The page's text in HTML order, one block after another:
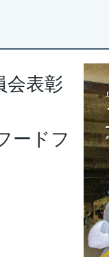
会表彰
ードフ